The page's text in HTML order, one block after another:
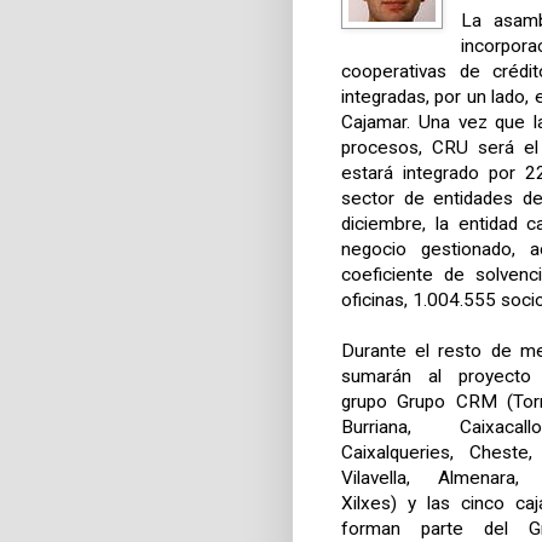
La
cooperativas de
integradas, por un lado,
Cajamar. Una vez que
procesos, CRU será
estará integrado por
sector de entidades
diciembre, la entidad
negocio gestionado,
coeficiente de
oficinas, 1.004.555
Durante el resto de
sumarán al
grupo Grupo CRM
Burriana,
Caixalqueries,
Vilavella,
Xilxes) y las cinco
forman parte del